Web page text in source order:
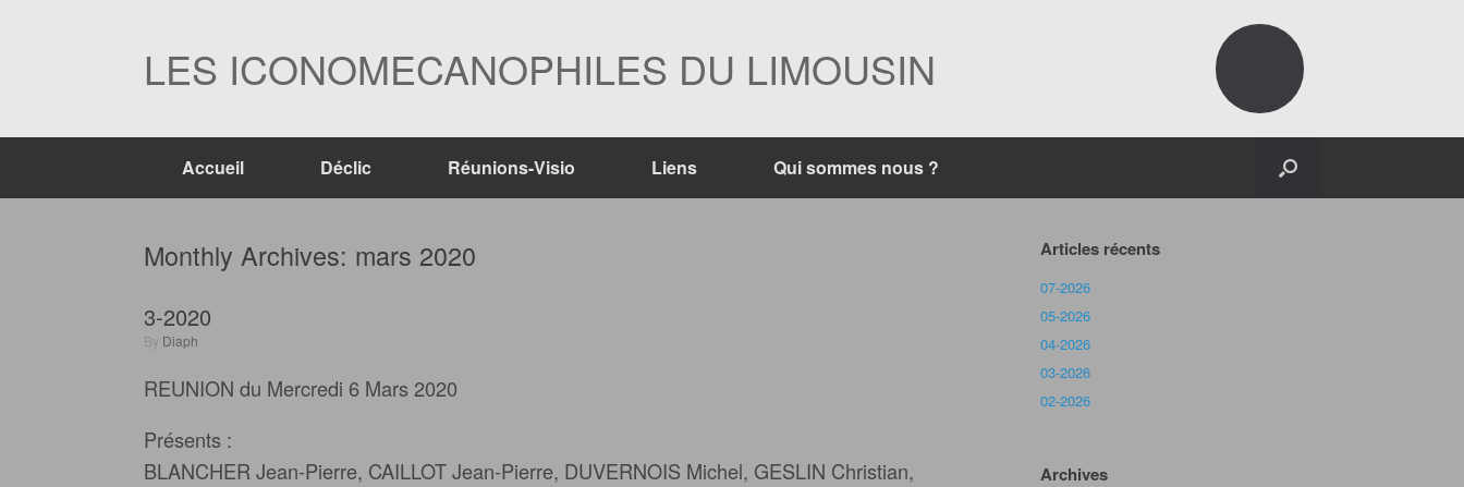
LES ICONOMECANOPHILES DU LIMOUSIN
Accueil Déclic Réunions-Visio Liens Qui sommes nous ?
Monthly Archives: mars 2020
3-2020
by Diaph
REUNION du Mercredi 6 Mars 2020
Présents :
BLANCHER Jean-Pierre, CAILLOT Jean-Pierre, DUVERNOIS Michel, GESLIN Christian,
Articles récents
07-2026
05-2026
04-2026
03-2026
02-2026
Archives